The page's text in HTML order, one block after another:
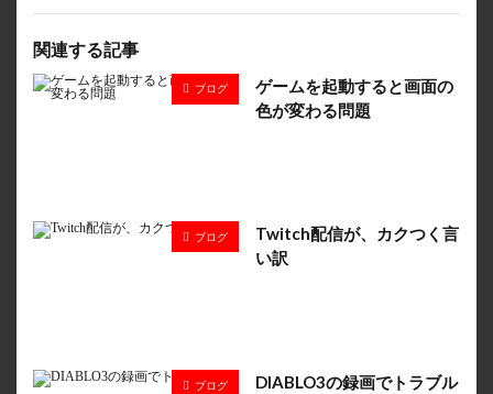
関連する記事
ブログ
ゲームを起動すると画面の
色が変わる問題
ブログ
Twitch配信が、カクつく言
い訳
ブログ DIABLO3の録画でトラブル